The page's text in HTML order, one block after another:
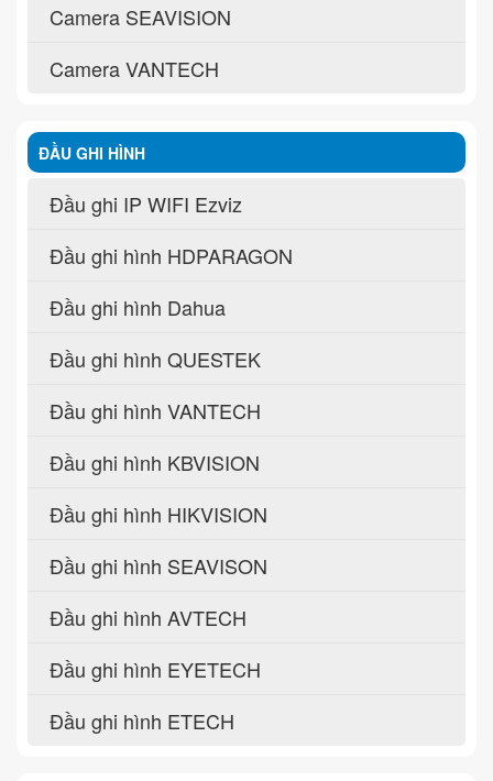
Camera SEAVISION
Camera VANTECH
ĐẦU GHI HÌNH
Đầu ghi IP WIFI Ezviz
Đầu ghi hình HDPARAGON
Đầu ghi hình Dahua
Đầu ghi hình QUESTEK
Đầu ghi hình VANTECH
Đầu ghi hình KBVISION
Đầu ghi hình HIKVISION
Đầu ghi hình SEAVISON
Đầu ghi hình AVTECH
Đầu ghi hình EYETECH
Đầu ghi hình ETECH